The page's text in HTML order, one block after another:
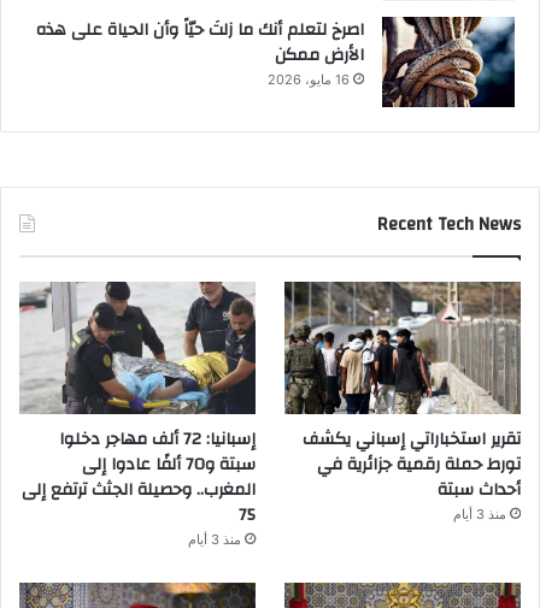
‫اصرخ لتعلم أنك ما زلتَ حيّاً وأن الحياة على هذه
الأرض ممكن
16 مايو، 2026
Recent Tech News
تقرير استخباراتي إسباني يكشف
تورط حملة رقمية جزائرية في
أحداث سبتة
منذ 3 أيام
إسبانيا: 72 ألف مهاجر دخلوا
سبتة و70 ألفًا عادوا إلى
المغرب.. وحصيلة الجثث ترتفع إلى
75
منذ 3 أيام